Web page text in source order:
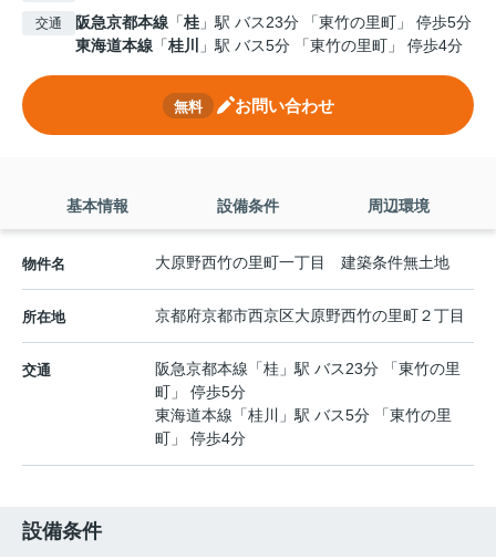
交通 阪急京都本線 「桂 」駅 バス23分 「東竹の里町」 停歩5分
東海道本線 「桂川 」駅 バス5分 「東竹の里町」 停歩4分
無料 お問い合わせ
基本情報 設備条件 周辺環境
物件名 大原野西竹の里町一丁目 建築条件無土地
所在地 京都府京都市西京区大原野西竹の里町２丁目
交通 阪急京都本線 「桂 」駅 バス23分 「東竹の里
町」 停歩5分
東海道本線 「桂川
」駅 バス5分 「東竹の里
町」 停歩4分
設備条件